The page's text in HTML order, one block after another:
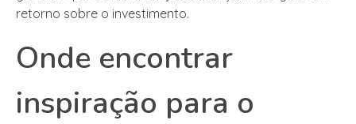
retorno sobre o investimento.
Onde encontrar
inspiração para o